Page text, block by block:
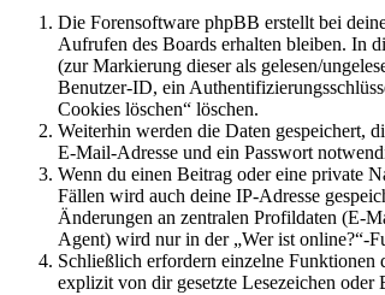
Die Forensoftware phpBB erstellt bei
Aufrufen des Boards erhalten bleiben. In
(zur Markierung dieser als gelesen/
Benutzer-ID, ein
Cookies löschen“ löschen.
Weiterhin werden die Daten gespeichert,
E-Mail-Adresse und ein Passwort
Wenn du einen Beitrag oder eine private
Fällen wird auch deine IP-Adresse
Änderungen an zentralen Profildaten (E-
Agent) wird nur in der „Wer ist online?“-
Schließlich erfordern einzelne Funktionen
explizit von dir gesetzte Lesezeichen